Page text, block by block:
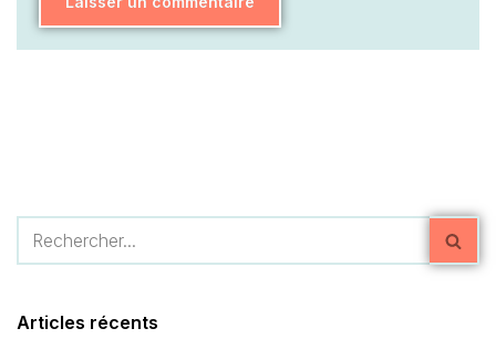
Articles récents